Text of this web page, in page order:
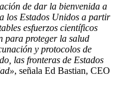
de dar la bienvenida a
los Estados Unidos a partir
esfuerzos científicos
para proteger la salud
y protocolos de
las fronteras de Estados
, señala Ed Bastian, CEO